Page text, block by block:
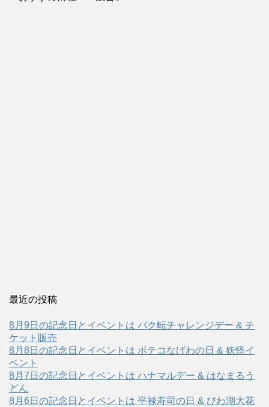
最近の投稿
8月9日の記念日とイベントは バク転チャレンジデー & チ
ケット販売
8月8日の記念日とイベントは ポテコなげわの日 & 妖怪イ
ベント
8月7日の記念日とイベントは ハナマルデー & はなまるう
どん
8月6日の記念日とイベントは 平禄寿司の日 & びわ湖大花